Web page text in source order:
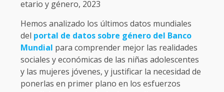
etario y género, 2023
Hemos analizado los últimos datos mundiales
del portal de datos sobre género del Banco
Mundial para comprender mejor las realidades
sociales y económicas de las niñas adolescentes
y las mujeres jóvenes, y justificar la necesidad de
ponerlas en primer plano en los esfuerzos